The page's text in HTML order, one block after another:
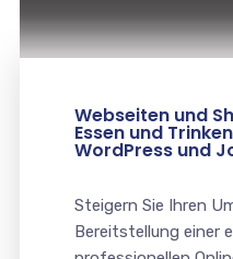
Webseiten und
Essen und
WordPress und
Steigern Sie Ihren
Bereitstellung einer